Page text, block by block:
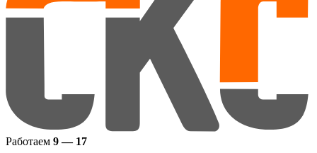
Работаем 9 — 17